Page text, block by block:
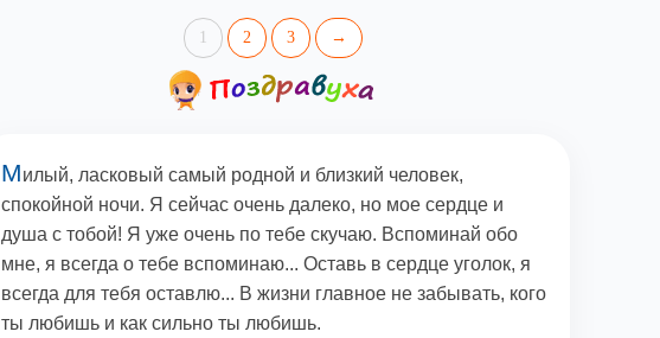
1 2 3 →
Милый, ласковый самый родной и близкий человек,
спокойной ночи. Я сейчас очень далеко, но мое сердце и
душа с тобой! Я уже очень по тебе скучаю. Вспоминай обо
мне, я всегда о тебе вспоминаю... Оставь в сердце уголок, я
всегда для тебя оставлю... В жизни главное не забывать, кого
ты любишь и как сильно ты любишь.